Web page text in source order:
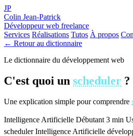
JP
Colin Jean-Patrick
Développeur web freelance
Services Réalisations Tutos À propos
← Retour au dictionnaire
Le dictionnaire du développement web
C'est quoi un scheduler ?
Une explication simple pour comprendre
Intelligence Artificielle Débutant 3 min
scheduler Intelligence Artificielle